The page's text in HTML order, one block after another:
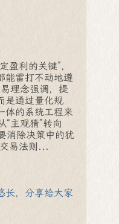
盈利的关键”，
能雷打不动地遵
理念强调，提
是通过量化规
体的系统工程来
主观猜”转向
消除决策中的犹
易法则...
长，分享给大家